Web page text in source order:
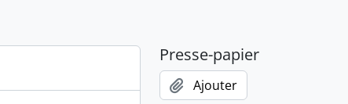
Presse-papier
Ajouter